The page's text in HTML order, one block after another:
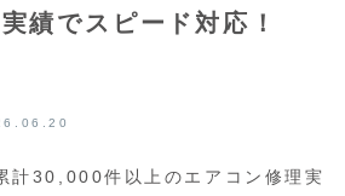
績でスピード対応！
30,000件以上のエアコン修理実